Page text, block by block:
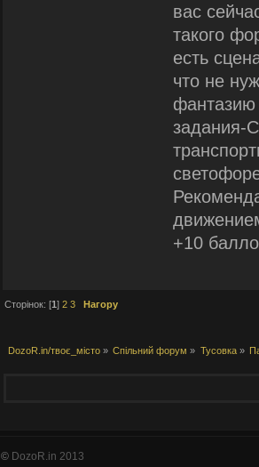
вас
такого
есть
что не
фантазию
задания-
+10
Сторінок: [1]2 3 Нагору
DozoR.in/твоє_місто » Спільний форум » Тусовка»
© DozoR.in 2013